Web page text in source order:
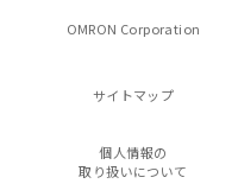
OMRON Corporation
サイトマップ
個人情報の
取り扱いについて